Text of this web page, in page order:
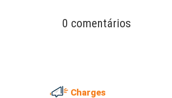
0 comentários
Charges